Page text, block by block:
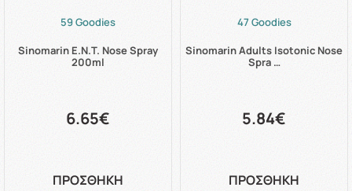
59 Goodies
Sinomarin E.N.T. Nose Spray
200ml
6.65€
ΠΡΟΣΘΗΚΗ
47 Goodies
Sinomarin Adults Isotonic Nose
Spra …
5.84€
ΠΡΟΣΘΗΚΗ